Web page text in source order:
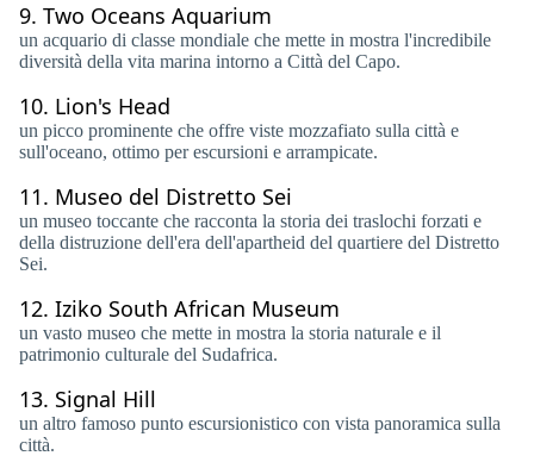
9. Two Oceans Aquarium
un acquario di classe mondiale che mette in mostra l'incredibile
diversità della vita marina intorno a Città del Capo.
10. Lion's Head
un picco prominente che offre viste mozzafiato sulla città e
sull'oceano, ottimo per escursioni e arrampicate.
11. Museo del Distretto Sei
un museo toccante che racconta la storia dei traslochi forzati e
della distruzione dell'era dell'apartheid del quartiere del Distretto
Sei.
12. Iziko South African Museum
un vasto museo che mette in mostra la storia naturale e il
patrimonio culturale del Sudafrica.
13. Signal Hill
un altro famoso punto escursionistico con vista panoramica sulla
città.